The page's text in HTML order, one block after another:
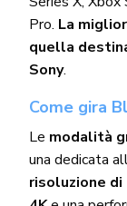
Pro. La
quella
Sony.
Come gira
Le modalità
una dedicata
risoluzione di